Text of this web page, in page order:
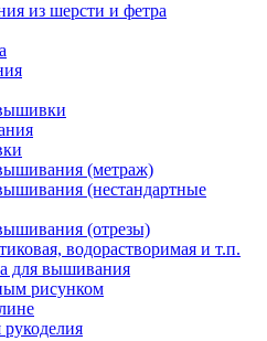
из шерсти и фетра
(метраж)
(нестандартные
(отрезы)
водорастворимая и т.п.
для вышивания
рисунком